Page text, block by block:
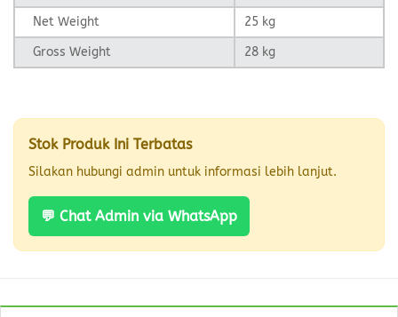
Net Weight
25 kg
Gross Weight
28 kg
Stok Produk Ini Terbatas
Silakan hubungi admin untuk informasi lebih lanjut.
💬 Chat Admin via WhatsApp